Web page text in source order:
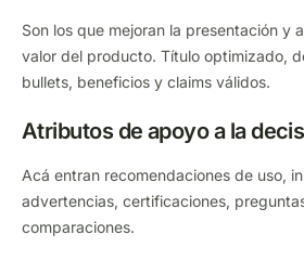
Son los que mejoran la presentación y
valor del producto. Título optimizado,
bullets, beneficios y claims válidos.
Atributos de apoyo a la
Acá entran recomendaciones de uso,
advertencias, certificaciones,
comparaciones.